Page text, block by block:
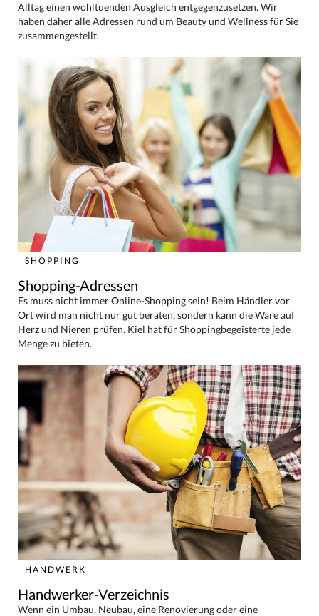
Alltag einen wohltuenden Ausgleich entgegenzusetzen. Wir
haben daher alle Adressen rund um Beauty und Wellness für Sie
zusammengestellt.
SHOPPING
Shopping-Adressen
Es muss nicht immer Online-Shopping sein! Beim Händler vor
Ort wird man nicht nur gut beraten, sondern kann die Ware auf
Herz und Nieren prüfen. Kiel hat für Shoppingbegeisterte jede
Menge zu bieten.
HANDWERK
Handwerker-Verzeichnis
Wenn ein Umbau, Neubau, eine Renovierung oder eine